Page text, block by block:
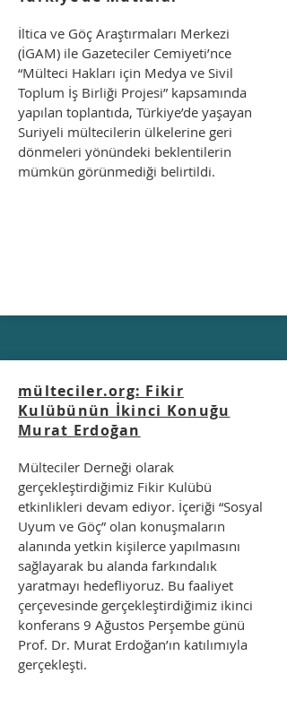
İltica ve Göç Araştırmaları Merkezi
(İGAM) ile Gazeteciler Cemiyeti’nce
“Mülteci Hakları için Medya ve Sivil
Toplum İş Birliği Projesi” kapsamında
yapılan toplantıda, Türkiye’de yaşayan
Suriyeli mültecilerin ülkelerine geri
dönmeleri yönündeki beklentilerin
mümkün görünmediği belirtildi.
mülteciler.org: Fikir
Kulübünün İkinci Konuğu
Murat Erdoğan
Mülteciler Derneği olarak
gerçekleştirdiğimiz Fikir Kulübü
etkinlikleri devam ediyor. İçeriği “Sosyal
Uyum ve Göç” olan konuşmaların
alanında yetkin kişilerce yapılmasını
sağlayarak bu alanda farkındalık
yaratmayı hedefliyoruz. Bu faaliyet
çerçevesinde gerçekleştirdiğimiz ikinci
konferans 9 Ağustos Perşembe günü
Prof. Dr. Murat Erdoğan’ın katılımıyla
gerçekleşti.